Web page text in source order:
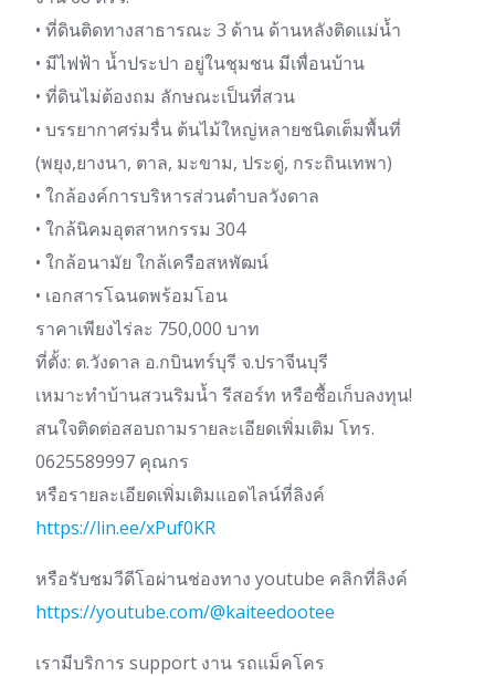
• ที่ดินติดทางสาธารณะ 3 ด้าน ด้านหลังติดแม่น้ำ
• มีไฟฟ้า น้ำประปา อยู่ในชุมชน มีเพื่อนบ้าน
• ที่ดินไม่ต้องถม ลักษณะเป็นที่สวน
• บรรยากาศร่มรื่น ต้นไม้ใหญ่หลายชนิดเต็มพื้นที่
(พยุง,ยางนา, ตาล, มะขาม, ประดู่, กระถินเทพา)
• ใกล้องค์การบริหารส่วนตำบลวังดาล
• ใกล้นิคมอุตสาหกรรม 304
• ใกล้อนามัย ใกล้เครือสหพัฒน์
• เอกสารโฉนดพร้อมโอน
ราคาเพียงไร่ละ 750,000 บาท
ที่ตั้ง: ต.วังดาล อ.กบินทร์บุรี จ.ปราจีนบุรี
เหมาะทำบ้านสวนริมน้ำ รีสอร์ท หรือซื้อเก็บลงทุน!
สนใจติดต่อสอบถามรายละเอียดเพิ่มเติม โทร.
0625589997 คุณกร
หรือรายละเอียดเพิ่มเติมแอดไลน์ที่ลิงค์
https://lin.ee/xPuf0KR
หรือรับชมวีดีโอผ่านช่องทาง youtube คลิกที่ลิงค์
https://youtube.com/@kaiteedootee
เรามีบริการ support งาน รถแม็คโคร